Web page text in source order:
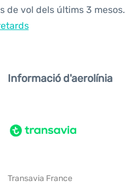
de vol dels últims 3 mesos.
Informació d'aerolínia
Transavia France